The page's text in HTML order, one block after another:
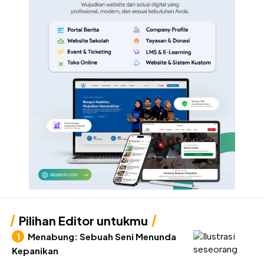
Pilihan Editor untukmu
Menabung: Sebuah Seni Menunda
Kepanikan